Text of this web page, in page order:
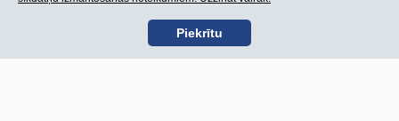
Kontakti Lietošanas noteikumi
Piekrītu